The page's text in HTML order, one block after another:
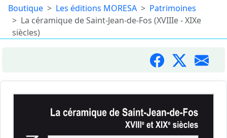
Boutique Les éditions MORESA
Patrimoines
La céramique de Saint-Jean-de-Fos (XVIIIe - XIXe
siècles)